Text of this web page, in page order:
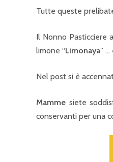
Tutte queste
Il Nonno Pasticciere
limone “Limonaya” …
Nel post si è
Mamme siete
conservanti per una